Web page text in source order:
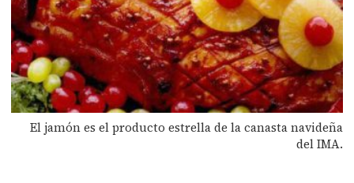
El jamón es el producto estrella de la canasta navideña
del IMA.